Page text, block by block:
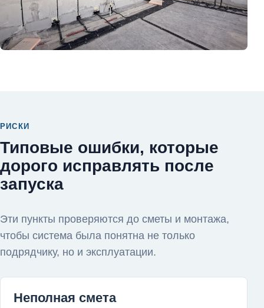
РИСКИ
Типовые ошибки, которые
дорого исправлять после
запуска
Эти пункты проверяются до сметы и монтажа,
чтобы система была понятна не только
подрядчику, но и эксплуатации.
Неполная смета